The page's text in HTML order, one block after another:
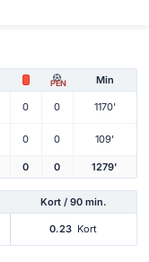
PEN Min
0 0 1170'
0 0 109'
0 0 1279'
Kort / 90 min.
0.23 Kort